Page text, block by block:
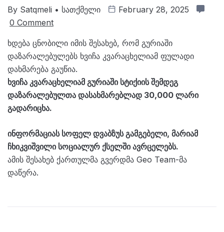
By Satqmeli • Სათქმელი
February 28, 2025
0 Comment
ხდება ცნობილი იმის შესახებ, რომ გურიაში
დაზარალებულებს ხვიჩა კვარაცხელიამ ფულადი
დახმარება გაუწია.
ხვიჩა კვარაცხელიამ გურიაში სტიქიის შემდეგ
დაზარალებულთა დასახმარებლად 30,000 ლარი
გადარიცხა.
ინფორმაციას სოფელ დვაბზუს გამგებელი, მარიამ
ჩხიკვიშვილი სოციალურ ქსელში ავრცელებს.
ამის შესახებ ქართულმა გვერდმა Geo Team-მა
დაწერა.